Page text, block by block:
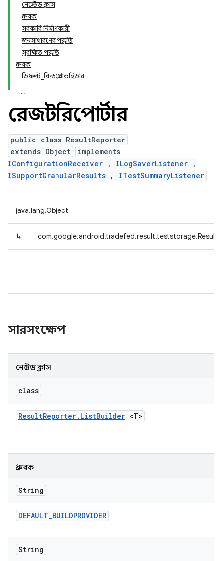
নেস্টেড ক্লাস
ধ্রুবক
সরকারি নির্মাণকারী
জনসাধারণের পদ্ধতি
সুরক্ষিত পদ্ধতি
ধ্রুবক
ডিফল্ট_বিল্ডপ্রোভাইডার
রেজাল্টরিপোর্টার
public class ResultReporter
extends Object
implements
IConfigurationReceiver , ILogSaverListener ,
ISupportGranularResults , ITestSummaryListener
java.lang.Object
↳
সারসংক্ষেপ
নেস্টেড ক্লাস
class
ResultReporter. ListBuilder <T>
ধ্রুবক
String
DEFAULT_BUILDPROVIDER
String